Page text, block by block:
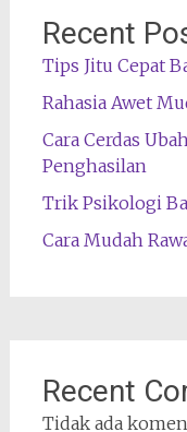
Recent
Tips Jitu Cepat
Rahasia Awet
Cara Cerdas
Penghasilan
Trik Psikologi
Cara Mudah
Recent
Tidak ada